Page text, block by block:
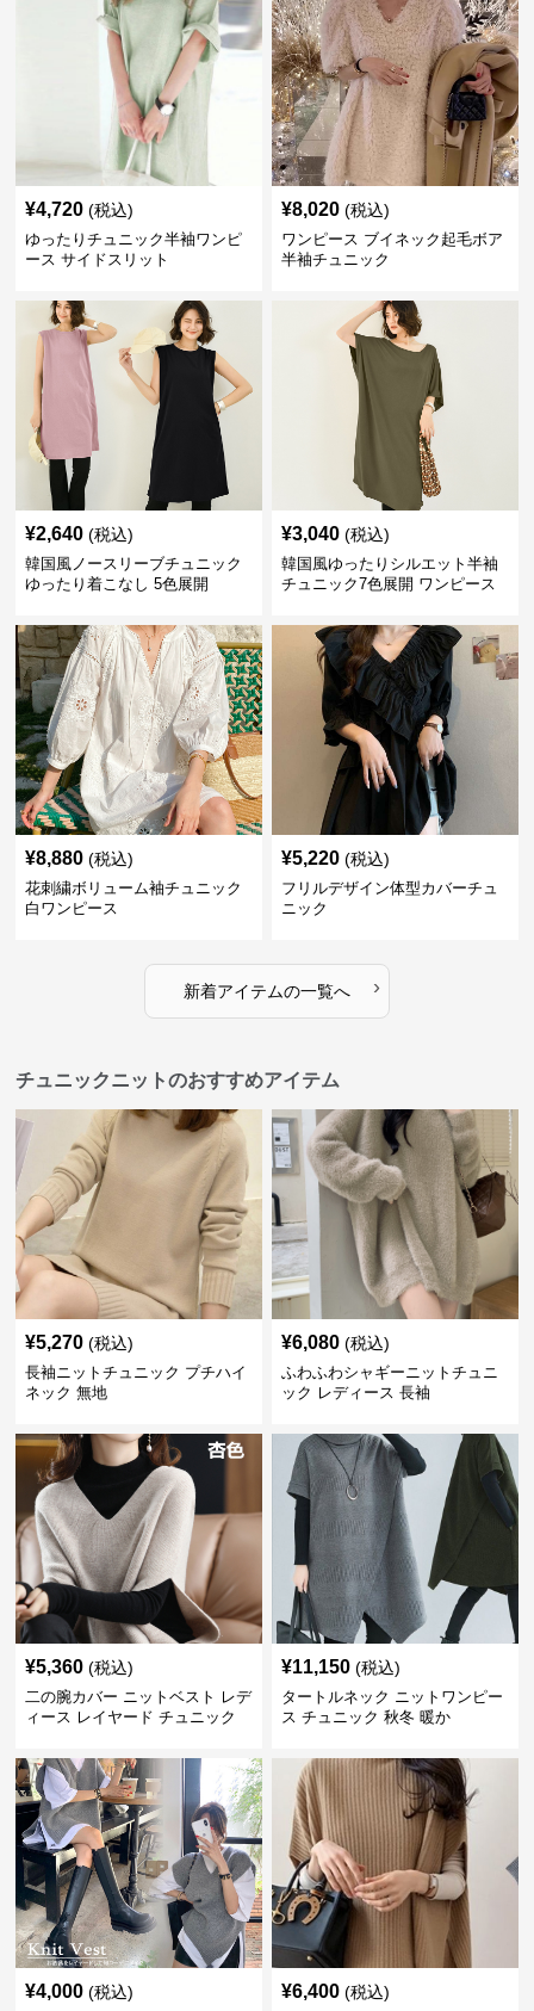
¥4,720 (税込)
ゆったりチュニック半袖ワンピ
ース サイドスリット
¥8,020 (税込)
ワンピース ブイネック起毛ボア
半袖チュニック
¥2,640 (税込)
韓国風ノースリーブチュニック
ゆったり着こなし 5色展開
¥3,040 (税込)
韓国風ゆったりシルエット半袖
チュニック7色展開 ワンピース
¥8,880 (税込)
花刺繍ボリューム袖チュニック
白ワンピース
¥5,220 (税込)
フリルデザイン体型カバーチュ
ニック
新着アイテムの一覧へ ›
チュニックニットのおすすめアイテム
¥5,270 (税込)
長袖ニットチュニック プチハイ
ネック 無地
¥6,080 (税込)
ふわふわシャギーニットチュニ
ック レディース 長袖
¥5,360 (税込)
二の腕カバー ニットベスト レデ
ィース レイヤード チュニック
¥11,150 (税込)
タートルネック ニットワンピー
ス チュニック 秋冬 暖か
¥4,000 (税込) ¥6,400 (税込)